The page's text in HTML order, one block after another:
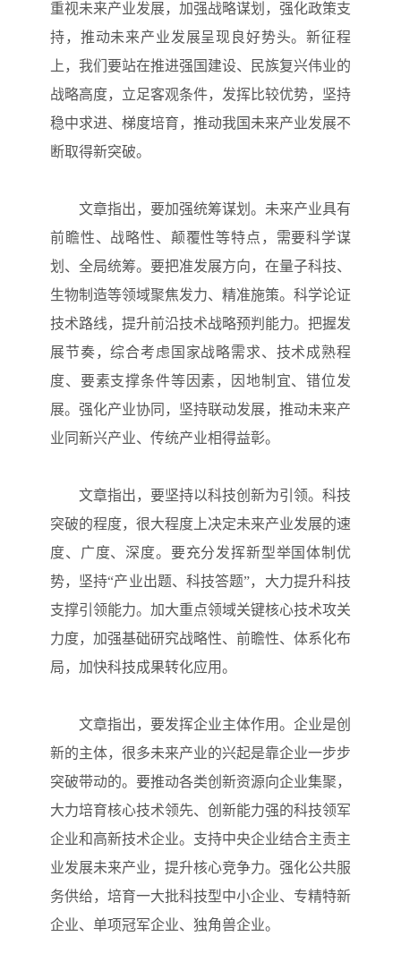
重视未来产业发展，加强战略谋划，强化政策支
持，推动未来产业发展呈现良好势头。新征程
上，我们要站在推进强国建设、民族复兴伟业的
战略高度，立足客观条件，发挥比较优势，坚持
稳中求进、梯度培育，推动我国未来产业发展不
断取得新突破。
文章指出，要加强统筹谋划。未来产业具有
前瞻性、战略性、颠覆性等特点，需要科学谋
划、全局统筹。要把准发展方向，在量子科技、
生物制造等领域聚焦发力、精准施策。科学论证
技术路线，提升前沿技术战略预判能力。把握发
展节奏，综合考虑国家战略需求、技术成熟程
度、要素支撑条件等因素，因地制宜、错位发
展。强化产业协同，坚持联动发展，推动未来产
业同新兴产业、传统产业相得益彰。
文章指出，要坚持以科技创新为引领。科技
突破的程度，很大程度上决定未来产业发展的速
度、广度、深度。要充分发挥新型举国体制优
势，坚持“产业出题、科技答题”，大力提升科技
支撑引领能力。加大重点领域关键核心技术攻关
力度，加强基础研究战略性、前瞻性、体系化布
局，加快科技成果转化应用。
文章指出，要发挥企业主体作用。企业是创
新的主体，很多未来产业的兴起是靠企业一步步
突破带动的。要推动各类创新资源向企业集聚，
大力培育核心技术领先、创新能力强的科技领军
企业和高新技术企业。支持中央企业结合主责主
业发展未来产业，提升核心竞争力。强化公共服
务供给，培育一大批科技型中小企业、专精特新
企业、单项冠军企业、独角兽企业。